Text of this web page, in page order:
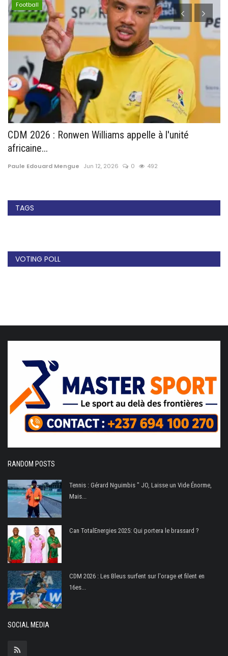
Football
CDM 2026 : Ronwen Williams appelle à l'unité
africaine...
Paule Edouard Mengue Jun 12, 2026 0 492
TAGS
VOTING POLL
RANDOM POSTS
Tennis : Gérard Nguimbis " JO, Laisse un Vide Énorme,
Mais...
Can TotalEnergies 2025: Qui portera le brassard ?
CDM 2026 : Les Bleus surfent sur l'orage et filent en
16es...
SOCIAL MEDIA